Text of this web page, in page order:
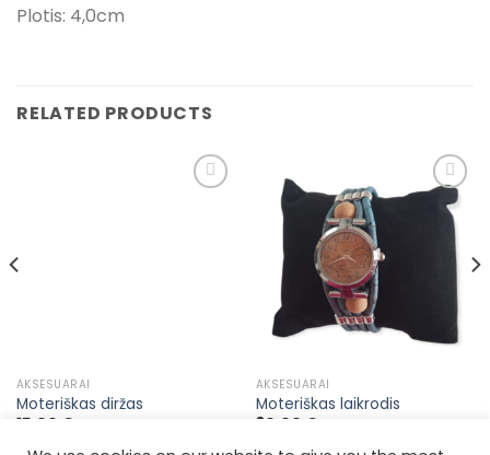
Plotis: 4,0cm
RELATED PRODUCTS
AKSESUARAI
Moteriškas diržas
15,00 €
Pridėti į
pageidavimų
AKSESUARAI
Moteriškas laikrodis
30,00 €